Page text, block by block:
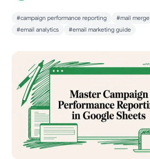
#campaign performance reporting #mail merge
#email analytics
#email marketing guide